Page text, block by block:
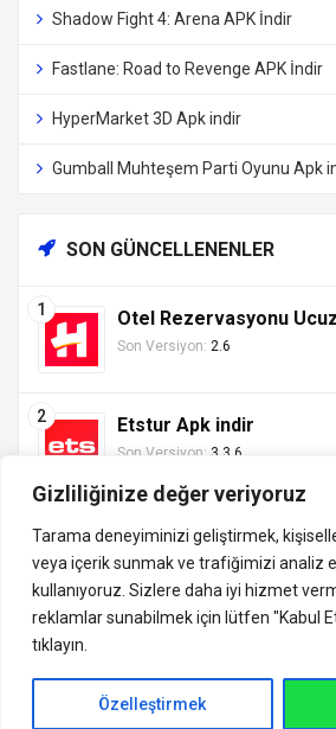
Gizliliğinize değer veriyoruz
Tarama deneyiminizi geliştirmek,
veya içerik sunmak ve trafiğimizi analiz
kullanıyoruz. Sizlere daha iyi hizmet
reklamlar sunabilmek için lütfen "Kabul
tıklayın.
Özelleştirmek
Shadow Fight 4: Arena APK İndir
Fastlane: Road to Revenge APK İndir
HyperMarket 3D Apk indir
Gumball Muhteşem Parti Oyunu Apk
SON GÜNCELLENENLER
Otel Rezervasyonu
Son Versiyon: 2.6
Etstur Apk indir
Son Versiyon: 3.3.6
indirVip.com, en güvenilir ve hızlı APK indirme
popüler Android oyunları, uygulamaları, müzik, video
APK'larını güvenli ve ücretsiz indirin. Güncel sürümler,
yaşayın. indirVip ile en yeni APK oyunlarını,